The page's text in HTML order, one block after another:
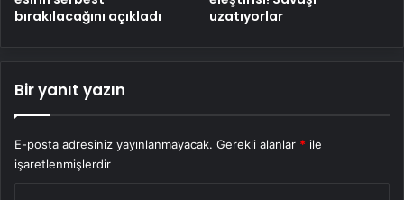
bırakılacağını açıkladı
uzatıyorlar
Bir yanıt yazın
E-posta adresiniz yayınlanmayacak. Gerekli alanlar * ile
işaretlenmişlerdir